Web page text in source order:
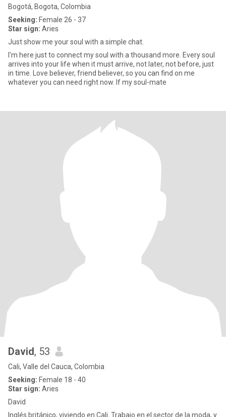
Bogotá, Bogota, Colombia
Seeking: Female 26 - 37
Star sign: Aries
Just show me your soul with a simple chat.
I'm here just to connect my soul with a thousand more. Every soul
arrives into your life when it must arrive, not later, not before, just
in time. Love believer, friend believer, so you can find on me
whatever you can need right now. If my soul-mate
David, 53
Cali, Valle del Cauca, Colombia
Seeking: Female 18 - 40
Star sign: Aries
David
Inglés británico, viviendo en Cali. Trabajo en el sector de la moda, y